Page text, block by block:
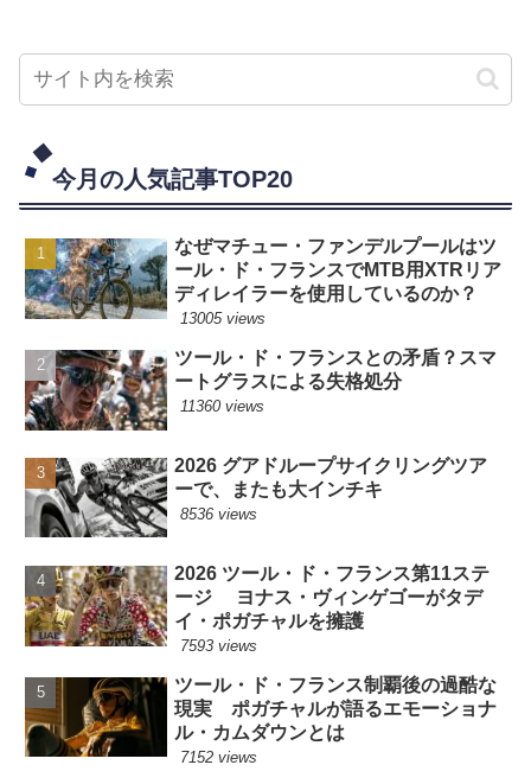
今月の人気記事TOP20
なぜマチュー・ファンデルプールはツ
ール・ド・フランスでMTB用XTRリア
ディレイラーを使用しているのか？
13005 views
ツール・ド・フランスとの矛盾？スマ
ートグラスによる失格処分
11360 views
2026 グアドループサイクリングツア
ーで、またも大インチキ
8536 views
2026 ツール・ド・フランス第11ステ
ージ ヨナス・ヴィンゲゴーがタデ
イ・ポガチャルを擁護
7593 views
ツール・ド・フランス制覇後の過酷な
現実 ポガチャルが語るエモーショナ
ル・カムダウンとは
7152 views